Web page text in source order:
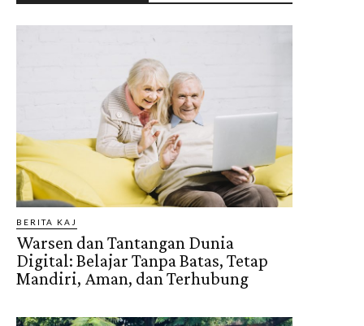
BERITA KAJ
Warsen dan Tantangan Dunia
Digital: Belajar Tanpa Batas, Tetap
Mandiri, Aman, dan Terhubung